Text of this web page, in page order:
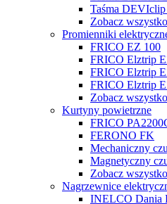
Taśma
Zobacz wszystko
Promienniki
FRICO EZ 100
FRICO Elztrip
FRICO Elztrip
FRICO Elztrip
Zobacz wszystko
Kurtyny powietrzne
FRICO
FERONO FK
Mechaniczny
Magnetyczny
Zobacz wszystko
Nagrzewnice
INELCO Dania